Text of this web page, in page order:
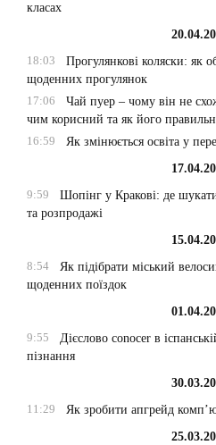
класах
18:03
Прогулянкові коляски: як
щоденних прогулянок
17:06
Чай пуер – чому він не
чим корисний та як його
16:59
Як змінюється освіта у
9:59
Шопінг у Кракові: де
та розпродажі
8:54
Як підібрати міський
щоденних поїздок
9:55
Дієслово conocer в
пізнання
11:29
Як зробити апгрейд